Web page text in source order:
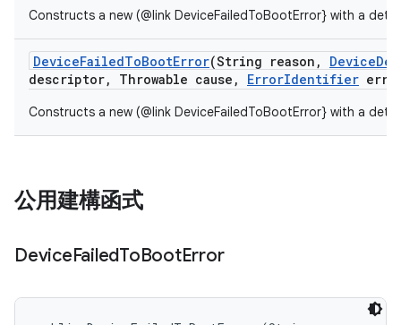
Constructs a new (@link DeviceFailedToBootError} with a
DeviceFailedToBootError(String reason , Device
descriptor, Throwable cause , ErrorIdentifier
Constructs a new (@link DeviceFailedToBootError} with a
公用建構函式
DeviceFailedToBootError